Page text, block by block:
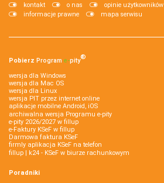
kontakt o nas opinie użytkowników
informacje prawne
mapa serwisu
Pobierz Program e‑pity®
wersja dla Windows
wersja dla Mac OS
wersja dla Linux
wersja PIT przez internet online
aplikacje mobilne Android, iOS
archiwalna wersja Programu e-pity
e-pity 2026/2027 w fillup
e‑Faktury KSeF w fillup
Darmowa faktura KSeF
firmly aplikacja KSeF na telefon
fillup | k24 - KSeF w biurze rachunkowym
Poradniki